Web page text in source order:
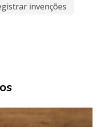
invenções